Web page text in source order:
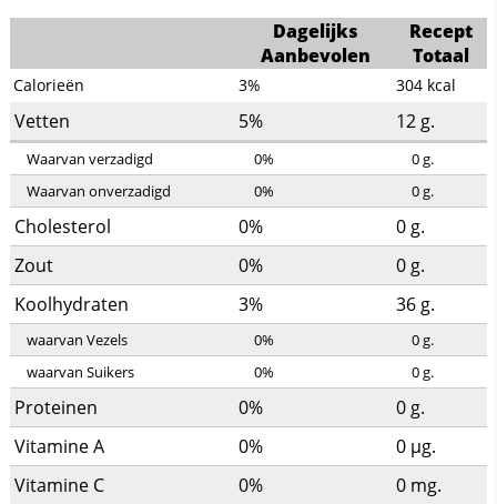
Dagelijks
Aanbevolen
Recept
Totaal
Calorieën 3% 304 kcal
Vetten 5% 12 g.
Waarvan verzadigd 0% 0g.
Waarvan onverzadigd
0% 0g.
Cholesterol 0% 0 g.
Zout
0% 0 g.
Koolhydraten
3% 36 g.
waarvan Vezels 0% 0g.
waarvan Suikers
0% 0g.
Proteinen 0% 0 g.
Vitamine A
0% 0 µg.
Vitamine C
0% 0 mg.